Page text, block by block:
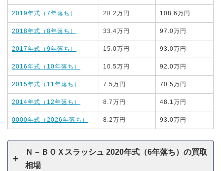
2019年式（7年落ち） 28.2万円 108.6万円
2018年式（8年落ち） 33.4万円 97.0万円
2017年式（9年落ち） 15.0万円 93.0万円
2016年式（10年落ち） 10.5万円 92.0万円
2015年式（11年落ち） 7.5万円 70.5万円
2014年式（12年落ち） 8.7万円 48.1万円
0000年式（2026年落ち） 8.2万円 93.0万円
Ｎ－ＢＯＸスラッシュ 2020年式（6年落ち）の買取
相場